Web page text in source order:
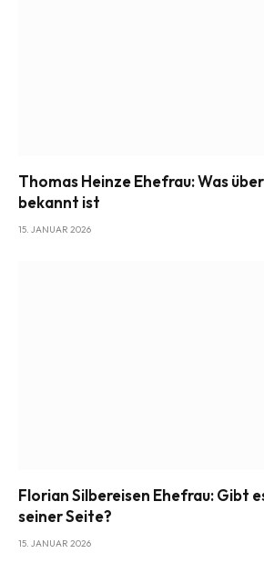
Thomas Heinze Ehefrau: Was
bekannt ist
15. JANUAR 2026
Florian Silbereisen Ehefrau: Gibt
seiner Seite?
15. JANUAR 2026